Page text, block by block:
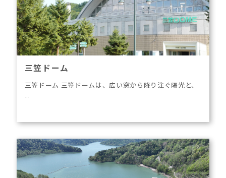
三笠ドーム
三笠ドーム 三笠ドームは、広い窓から降り注ぐ陽光と、
…